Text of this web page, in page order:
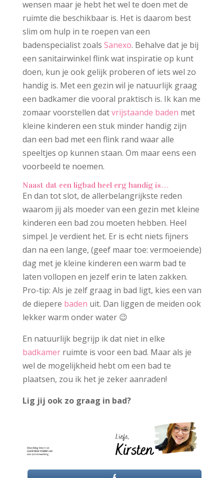
wensen maar je hebt het wel te doen met de
ruimte die beschikbaar is. Het is daarom best
slim om hulp in te roepen van een
badenspecialist zoals Sanexo. Behalve dat je bij
een sanitairwinkel flink wat inspiratie op kunt
doen, kun je ook gelijk proberen of iets wel zo
handig is. Met een gezin wil je natuurlijk graag
een badkamer die vooral praktisch is. Ik kan me
zomaar voorstellen datvrijstaande baden met
kleine kinderen een stuk minder handig zijn
dan een bad met een flink rand waar alle
speeltjes op kunnen staan. Om maar eens een
voorbeeld te noemen.
Naast dat een ligbad heel erg handig is…
En dan tot slot, de allerbelangrijkste reden
waarom jij als moeder van een gezin met kleine
kinderen een bad zou moeten hebben. Heel
simpel. Je verdient het. Er is echt niets fijners
dan na een lange, (geef maar toe: vermoeiende)
dag met je kleine kinderen een warm bad te
laten vollopen en jezelf erin te laten zakken.
Pro-tip: Als je zelf graag in bad ligt, kies een van
de diepere baden uit. Dan liggen de meiden ook
lekker warm onder water 😉
En natuurlijk begrijp ik dat niet in elke
badkamerruimte is voor een bad. Maar als je
wel de mogelijkheid hebt om een bad te
plaatsen, zou ik het je zeker aanraden!
Lig jij ook zo graag in bad?